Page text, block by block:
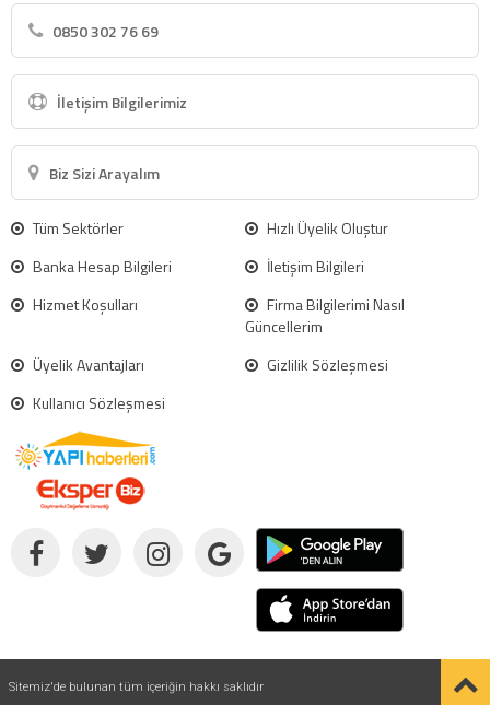
0850 302 76 69
İletişim Bilgilerimiz
Biz Sizi Arayalım
Tüm Sektörler
Hızlı Üyelik Oluştur
Banka Hesap Bilgileri
İletişim Bilgileri
Hizmet Koşulları
Firma Bilgilerimi Nasıl
Güncellerim
Üyelik Avantajları
Gizlilik Sözleşmesi
Kullanıcı Sözleşmesi
Sitemiz'de bulunan tüm içeriğin hakkı saklıdır